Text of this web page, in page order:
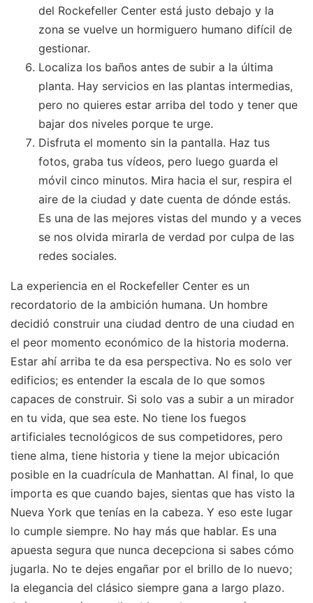
del Rockefeller Center está justo debajo y la
zona se vuelve un hormiguero humano difícil de
gestionar.
Localiza los baños antes de subir a la última
planta. Hay servicios en las plantas intermedias,
pero no quieres estar arriba del todo y tener que
bajar dos niveles porque te urge.
Disfruta el momento sin la pantalla. Haz tus
fotos, graba tus vídeos, pero luego guarda el
móvil cinco minutos. Mira hacia el sur, respira el
aire de la ciudad y date cuenta de dónde estás.
Es una de las mejores vistas del mundo y a veces
se nos olvida mirarla de verdad por culpa de las
redes sociales.
La experiencia en el Rockefeller Center es un
recordatorio de la ambición humana. Un hombre
decidió construir una ciudad dentro de una ciudad en
el peor momento económico de la historia moderna.
Estar ahí arriba te da esa perspectiva. No es solo ver
edificios; es entender la escala de lo que somos
capaces de construir. Si solo vas a subir a un mirador
en tu vida, que sea este. No tiene los fuegos
artificiales tecnológicos de sus competidores, pero
tiene alma, tiene historia y tiene la mejor ubicación
posible en la cuadrícula de Manhattan. Al final, lo que
importa es que cuando bajes, sientas que has visto la
Nueva York que tenías en la cabeza. Y eso este lugar
lo cumple siempre. No hay más que hablar. Es una
apuesta segura que nunca decepciona si sabes cómo
jugarla. No te dejes engañar por el brillo de lo nuevo;
la elegancia del clásico siempre gana a largo plazo.